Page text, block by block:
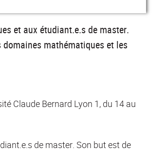
et aux étudiant.e.s de master.
mathématiques et les
Claude Bernard Lyon 1, du 14 au
de master. Son but est de